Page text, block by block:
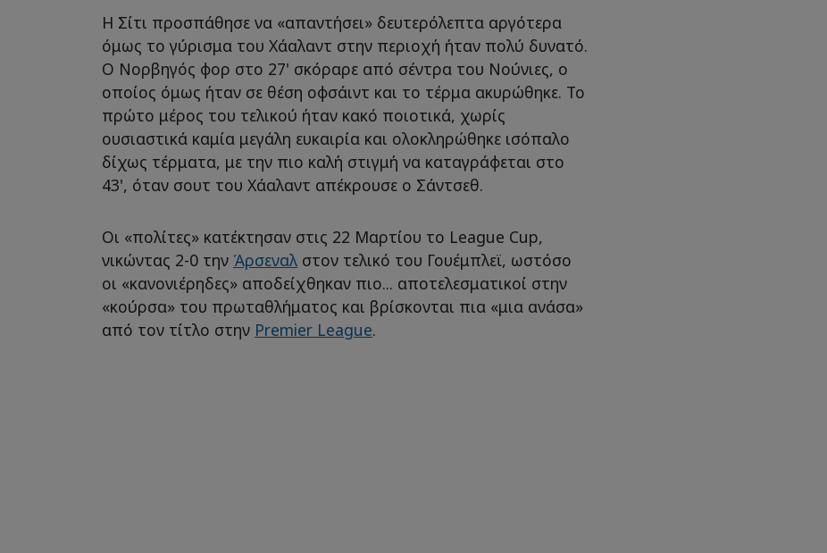
Η Σίτι προσπάθησε να «απαντήσει» δευτερόλεπτα αργότερα
όμως το γύρισμα του Χάαλαντ στην περιοχή ήταν πολύ δυνατό.
Ο Νορβηγός φορ στο 27' σκόραρε από σέντρα του Νούνιες, ο
οποίος όμως ήταν σε θέση οφσάιντ και το τέρμα ακυρώθηκε. Το
πρώτο μέρος του τελικού ήταν κακό ποιοτικά, χωρίς
ουσιαστικά καμία μεγάλη ευκαιρία και ολοκληρώθηκε ισόπαλο
δίχως τέρματα, με την πιο καλή στιγμή να καταγράφεται στο
43', όταν σουτ του Χάαλαντ απέκρουσε ο Σάντσεθ.
Οι «πολίτες» κατέκτησαν στις 22 Μαρτίου το League Cup,
νικώντας 2-0 την Άρσεναλ στον τελικό του Γουέμπλεϊ, ωστόσο
οι «κανονιέρηδες» αποδείχθηκαν πιο... αποτελεσματικοί στην
«κούρσα» του πρωταθλήματος και βρίσκονται πια «μια ανάσα»
από τον τίτλο στην Premier League.